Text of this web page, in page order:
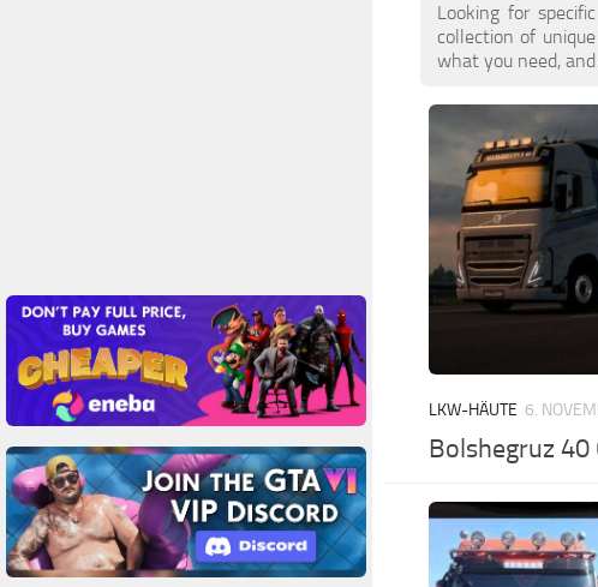
Looking for
collection of
what you need,
LKW-HÄUTE 6.
Bolshegruz 40